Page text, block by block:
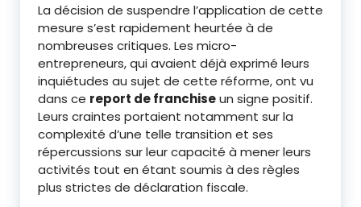
La décision de suspendre l’application de cette
mesure s’est rapidement heurtée à de
nombreuses critiques. Les micro-
entrepreneurs, qui avaient déjà exprimé leurs
inquiétudes au sujet de cette réforme, ont vu
dans ce report de franchiseun signe positif.
Leurs craintes portaient notamment sur la
complexité d’une telle transition et ses
répercussions sur leur capacité à mener leurs
activités tout en étant soumis à des règles
plus strictes de déclaration fiscale.